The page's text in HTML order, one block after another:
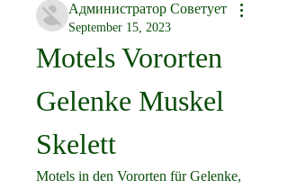
Администратор Советует
September 15, 2023
Motels Vororten
Gelenke Muskel
Skelett
Motels in den Vororten für Gelenke,